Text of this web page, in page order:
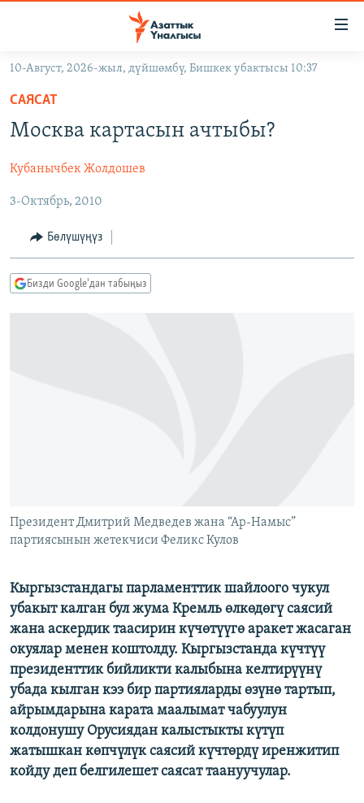
Навигацияга
өтүңүз
Издөөгө
салыңыз
САЯСАТ
ЭКОНОМИКА
МАДАНИЯТ
ДҮЙНӨ
БОРБОР АЗИЯ
УКРАИНА
АТАЙЫН ИЛИКТӨӨ
ТВ ПРОГРАММАЛАР
БҮГҮН АЗАТТЫКТА
ЭКСПЕРТТЕР ТАЛДАЙТ
ПОДКАСТ
ӨЗГӨЧӨ ПИКИР
10-Август, 2026-жыл, дүйшөмбү, Бишкек убактысы 10:37
САЯСАТ
Москва картасын ачтыбы?
Кубанычбек Жолдошев
3-Октябрь, 2010
Бөлүшүңүз
Бизди Google'дан табыңыз
Президент Дмитрий Медведев жана “Ар-Намыс”
партиясынын жетекчиси Феликс Кулов
Кыргызстандагы парламенттик шайлоого чукул
убакыт калган бул жума Кремль өлкөдөгү саясий
жана аскердик таасирин күчөтүүгө аракет жасаган
окуялар менен коштолду. Кыргызстанда күчтүү
президенттик бийликти калыбына келтирүүнү
убада кылган кээ бир партияларды өзүнө тартып,
айрымдарына карата маалымат чабуулун
колдонушу Орусиядан калыстыкты күтүп
жатышкан көпчүлүк саясий күчтөрдү иренжитип
койду деп белгилешет саясат таануучулар.